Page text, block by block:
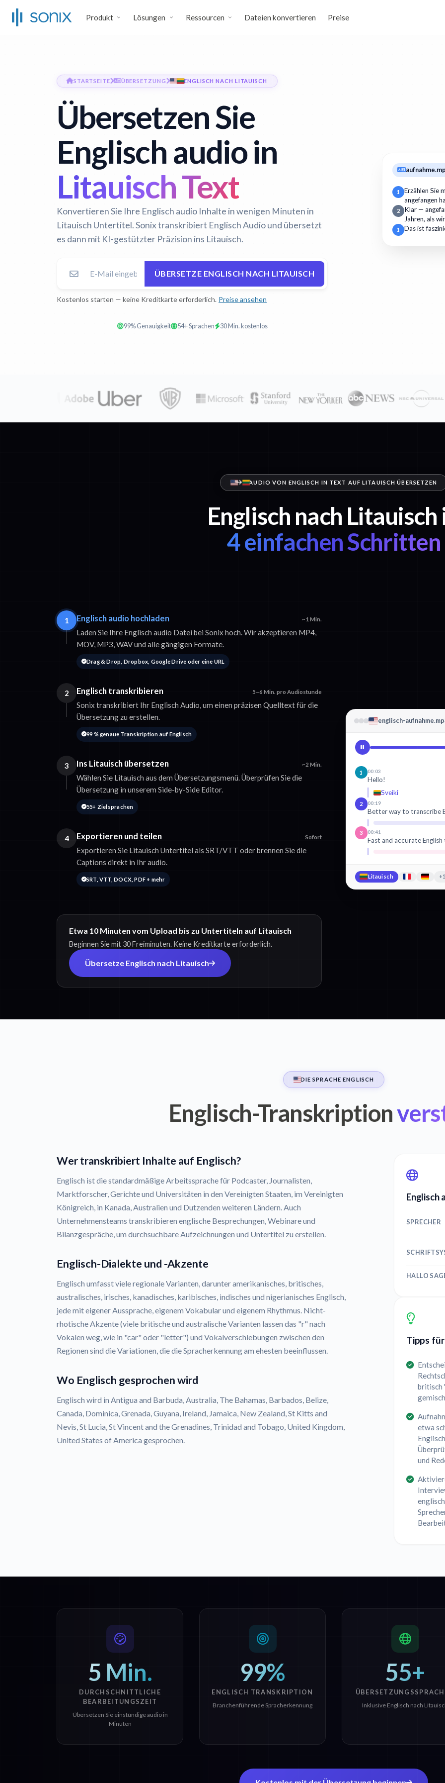
Produkt Lösungen Ressourcen Dateien konvertieren Preise
STARTSEITE ÜBERSETZUNG ENGLISCH NACH LITAUISCH
Übersetzen Sie
Englisch audio in
Litauisch Text
Konvertieren Sie Ihre Englisch audio Inhalte in wenigen Minuten in
Litauisch Untertitel. Sonix transkribiert Englisch Audio und übersetzt
es dann mit KI-gestützter Präzision ins Litauisch.
ÜBERSETZE ENGLISCH NACH LITAUISCH
Kostenlos starten — keine Kreditkarte erforderlich. Preise ansehen
99% Genauigkeit 54+ Sprachen 30 Min. kostenlos
1
Erzählen Sie
angefangen
2
Klar —
Jahren, als
1 Das ist
AUDIO VON ENGLISCH IN TEXT AUF LITAUISCH ÜBERSETZEN
Englisch nach Litauisch
4 einfachen Schritten
1 Englisch audio hochladen ~1 Min.
Laden Sie Ihre Englisch audio Datei bei Sonix hoch. Wir akzeptieren MP4,
MOV, MP3, WAV und alle gängigen Formate.
Drag & Drop, Dropbox, Google Drive oder eine URL
2 Englisch transkribieren 5–6 Min. pro Audiostunde
Sonix transkribiert Ihr Englisch Audio, um einen präzisen Quelltext für die
Übersetzung zu erstellen.
99 % genaue Transkription auf Englisch
3 Ins Litauisch übersetzen ~2 Min.
Wählen Sie Litauisch aus dem Übersetzungsmenü. Überprüfen Sie die
Übersetzung in unserem Side-by-Side Editor.
55+ Zielsprachen
4 Exportieren und teilen Sofort
Exportieren Sie Litauisch Untertitel als SRT/VTT oder brennen Sie die
Captions direkt in Ihr audio.
SRT, VTT, DOCX, PDF + mehr
Etwa 10 Minuten vom Upload bis zu Untertiteln auf Litauisch
Beginnen Sie mit 30 Freiminuten. Keine Kreditkarte erforderlich.
Übersetze Englisch nach Litauisch
englisch-
1 00:03
Hello!
Sveiki
2 00:19
Better way to transcribe
3 00:41
Fast and accurate
Litauisch
DIE SPRACHE ENGLISCH
Englisch-Transkription
Wer transkribiert Inhalte auf Englisch?
Englisch ist die standardmäßige Arbeitssprache für Podcaster, Journalisten,
Marktforscher, Gerichte und Universitäten in den Vereinigten Staaten, im Vereinigten
Königreich, in Kanada, Australien und Dutzenden weiteren Ländern. Auch
Unternehmensteams transkribieren englische Besprechungen, Webinare und
Bilanzgespräche, um durchsuchbare Aufzeichnungen und Untertitel zu erstellen.
Englisch-Dialekte und -Akzente
Englisch umfasst viele regionale Varianten, darunter amerikanisches, britisches,
australisches, irisches, kanadisches, karibisches, indisches und nigerianisches Englisch,
jede mit eigener Aussprache, eigenem Vokabular und eigenem Rhythmus. Nicht-
rhotische Akzente (viele britische und australische Varianten lassen das "r" nach
Vokalen weg, wie in "car" oder "letter") und Vokalverschiebungen zwischen den
Regionen sind die Variationen, die die Spracherkennung am ehesten beeinflussen.
Wo Englisch gesprochen wird
Englisch wird in Antigua and Barbuda, Australia, The Bahamas, Barbados, Belize,
Canada, Dominica, Grenada, Guyana, Ireland, Jamaica, New Zealand, St Kitts and
Nevis, St Lucia, St Vincent and the Grenadines, Trinidad and Tobago, United Kingdom,
United States of America gesprochen.
Englisch
SPRECHER
HALLO
Tipps für
britisch
etwa
und
5 Min.
DURCHSCHNITTLICHE
BEARBEITUNGSZEIT
Übersetzen Sie einstündige audio in
Minuten
99%
ENGLISCH TRANSKRIPTION
Branchenführende Spracherkennung
55+
Inklusive Englisch nach